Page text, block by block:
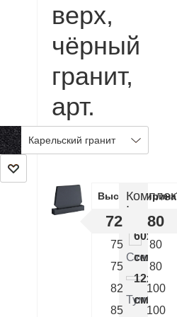
верх,
чёрный
гранит,
арт.
BA.50
Карельский гранит
ВысотаШирина
72 80
75
80
75
80
82
100
85
100
:
Стелла
см.
Тумба
см.